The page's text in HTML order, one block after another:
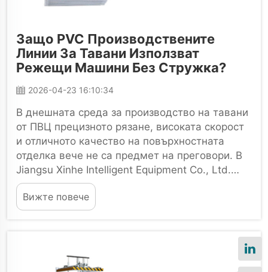
Защо PVC Производствените
Линии За Тавани Използват
Режещи Машини Без Стружка?
2026-04-23 16:10:34
В днешната среда за производство на тавани
от ПВЦ прецизното рязане, високата скорост
и отличното качество на повърхностната
отделка вече не са предмет на преговори. В
Jiangsu Xinhe Intelligent Equipment Co., Ltd.
забелязваме, че все повече линии за
екструзия на тавани от ПВЦ...
Вижте повече